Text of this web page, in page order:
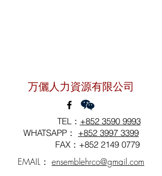
万儷人力資源有限公司
TEL： +852 3590 9993
WHATSAPP： +852 3997 3399
FAX：+852 2149 0779
EMAIL： ensemblehrco@gmail.com